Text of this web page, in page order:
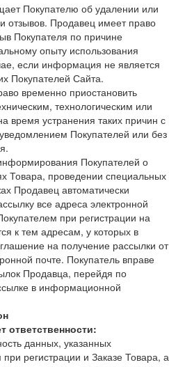
Покупателю об удалении или
отзывов. Продавец имеет право
Покупателя по причине
опыту использования
если информация не является
Покупателей Сайта.
временно приостановить
технологическим или
время устранения таких причин с
Покупателей или без
Покупателей о
Товара, проведении специальных
Продавец автоматически
все адреса электронной
при регистрации на
к тем адресам, у которых в
на получение рассылки от
почте. Покупатель вправе
Продавца, перейдя по
в информационной
ответственности:
данных, указанных
регистрации и Заказе Товара, а